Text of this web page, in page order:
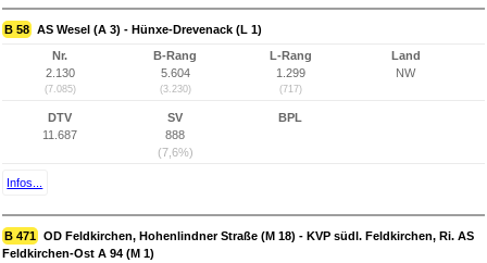
B 58 AS Wesel (A 3) - Hünxe-Drevenack (L 1)
Nr.
2.130
(7.085)
B-Rang
5.604
(3.230)
L-Rang
1.299
(717)
Land
NW
DTV
11.687
SV
888
(7,6%)
BPL
Infos...
B 471 OD Feldkirchen, Hohenlindner Straße (M 18) - KVP südl. Feldkirchen, Ri. AS
Feldkirchen-Ost A 94 (M 1)